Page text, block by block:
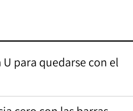
para quedarse con el